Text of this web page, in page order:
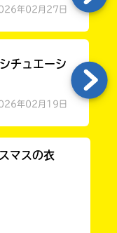
年02月27日
チュエーシ
年02月19日
マスの衣